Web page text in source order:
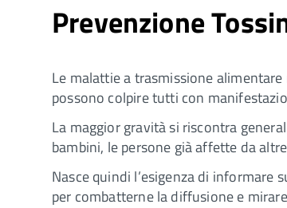
Prevenzione
Le malattie a trasmissione
possono colpire tutti con
La maggior gravità si riscontra
bambini, le persone già affette da
Nasce quindi l’esigenza di
per combatterne la diffusione e